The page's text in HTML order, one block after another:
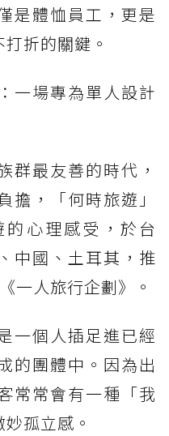
是體恤員工，更是
折的關鍵。
一場專為單人設計
群最友善的時代，
擔，「何時旅遊」
心理感受，於台
中國、土耳其，推
一人旅行企劃》。
一個人插足進已經
的團體中。因為出
常常會有一種「我
孤立感。